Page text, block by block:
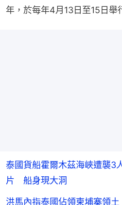
年，於每年4月13日至15日舉
泰國貨船霍爾木茲海峽遭襲
片 船身現大洞
洪馬內指泰國佔領柬埔寨領